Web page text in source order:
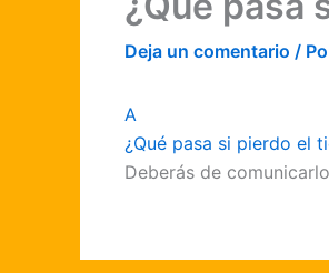
Deja un comentario /
A
¿Qué pasa si pierdo el
Deberás de